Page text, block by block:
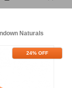
Naturals
24% OFF